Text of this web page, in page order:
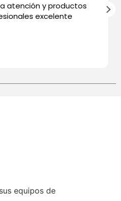
atención y productos
excelente
equipos de